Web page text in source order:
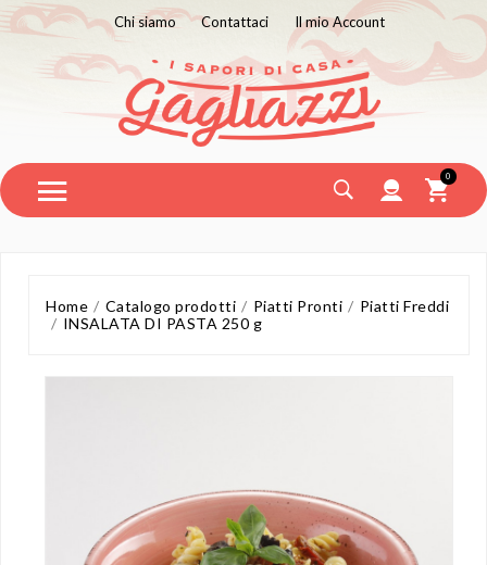
Chi siamo Contattaci Il mio Account
0
Home Catalogo prodotti Piatti Pronti
Piatti Freddi
INSALATA DI PASTA 250 g